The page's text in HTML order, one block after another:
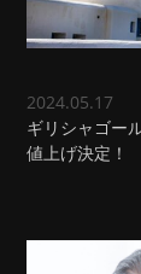
2024.05.17
ギリシャゴー
値上げ決定！